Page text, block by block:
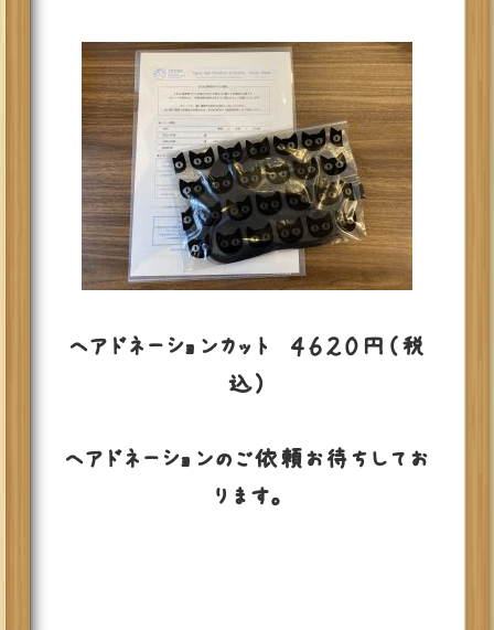
ヘアドネーションカット ４６２０円（税
込）
ヘアドネーションのご依頼お待ちしてお
ります。